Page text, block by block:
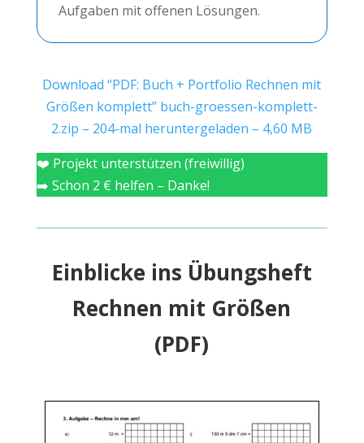
Aufgaben mit offenen Lösungen.
Download “PDF: Buch + Portfolio Rechnen mit
Größen komplett” buch-groessen-komplett-
2.zip – 204-mal heruntergeladen – 4,60 MB
❤️ Projekt unterstützen (freiwillig)
➡️ Schon 2 € helfen – Danke!
Einblicke ins Übungsheft
Rechnen mit Größen
(PDF)